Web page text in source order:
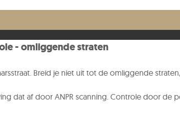
De Potaarde en Molenkouter de meest
over overlast. Hopelijk wordt dit voorstel in
- omliggende straten
Breid je niet uit tot de omliggende
dat af door ANPR scanning. Controle door de